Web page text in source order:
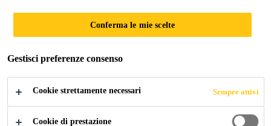
Conferma le mie scelte
Gestisci preferenze consenso
Cookie strettamente necessari Sempre attivi
Cookie di prestazione